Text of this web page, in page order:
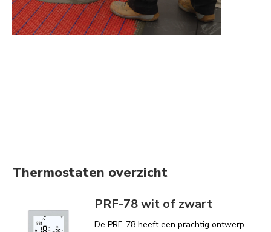
Thermostaten overzicht
PRF-78 wit of zwart
De PRF-78 heeft een prachtig ontwerp